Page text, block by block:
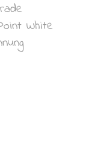
White